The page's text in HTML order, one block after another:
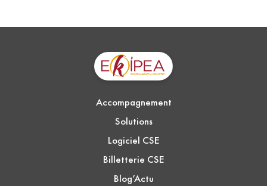
Accompagnement
Solutions
Logiciel CSE
Billetterie CSE
Blog’Actu